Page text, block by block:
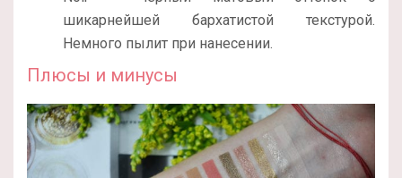
шикарнейшей бархатистой текстурой.
Немного пылит при нанесении.
Плюсы и минусы